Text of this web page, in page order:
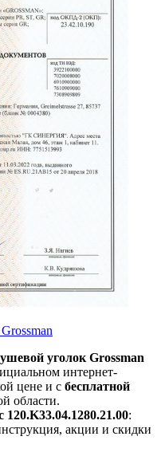
уголок Grossman
интернет-
цене и с бесплатной
области.
:
акции и скидки